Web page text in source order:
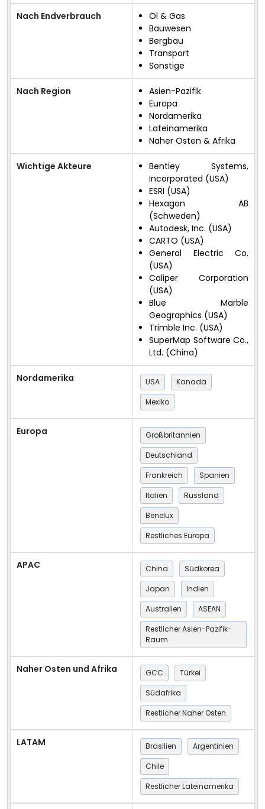
Nach Endverbrauch
Öl & Gas
Bauwesen
Bergbau
Transport
Sonstige
Nach Region
Asien-Pazifik
Europa
Nordamerika
Lateinamerika
Naher Osten & Afrika
Wichtige Akteure
Bentley Systems,
Incorporated (USA)
ESRI (USA)
Hexagon AB
(Schweden)
Autodesk, Inc. (USA)
CARTO (USA)
General Electric Co.
(USA)
Caliper Corporation
(USA)
Blue Marble
Geographics (USA)
Trimble Inc. (USA)
SuperMap Software Co.,
Ltd. (China)
Nordamerika USA
Kanada
Mexiko
Europa
Großbritannien
Deutschland
Frankreich
Spanien
Italien
Russland
Benelux
Restliches Europa
APAC China
Südkorea
Japan
Indien
Australien
ASEAN
Restlicher Asien-Pazifik-
Raum
Naher Osten und Afrika GCC
Türkei
Südafrika
Restlicher Naher Osten
LATAM Brasilien
Argentinien
Chile
Restlicher Lateinamerika